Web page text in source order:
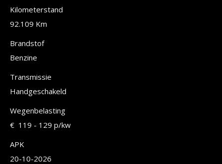
Kilometerstand
92.109 Km
Brandstof
Benzine
Transmissie
Handgeschakeld
Wegenbelasting
€ 119 - 129 p/kw
APK
20-10-2026